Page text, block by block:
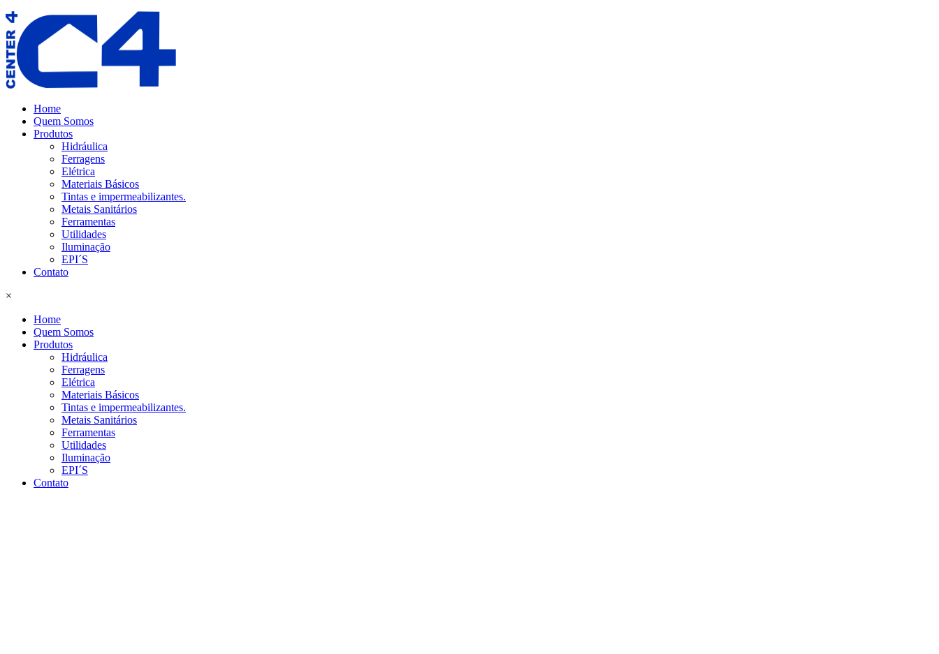
Home
Quem Somos
Produtos
Hidráulica
Ferragens
Elétrica
Materiais Básicos
Tintas e impermeabilizantes.
Metais Sanitários
Ferramentas
Utilidades
Iluminação
EPI´S
Contato
×
Home
Quem Somos
Produtos
Hidráulica
Ferragens
Elétrica
Materiais Básicos
Tintas e impermeabilizantes.
Metais Sanitários
Ferramentas
Utilidades
Iluminação
EPI´S
Contato